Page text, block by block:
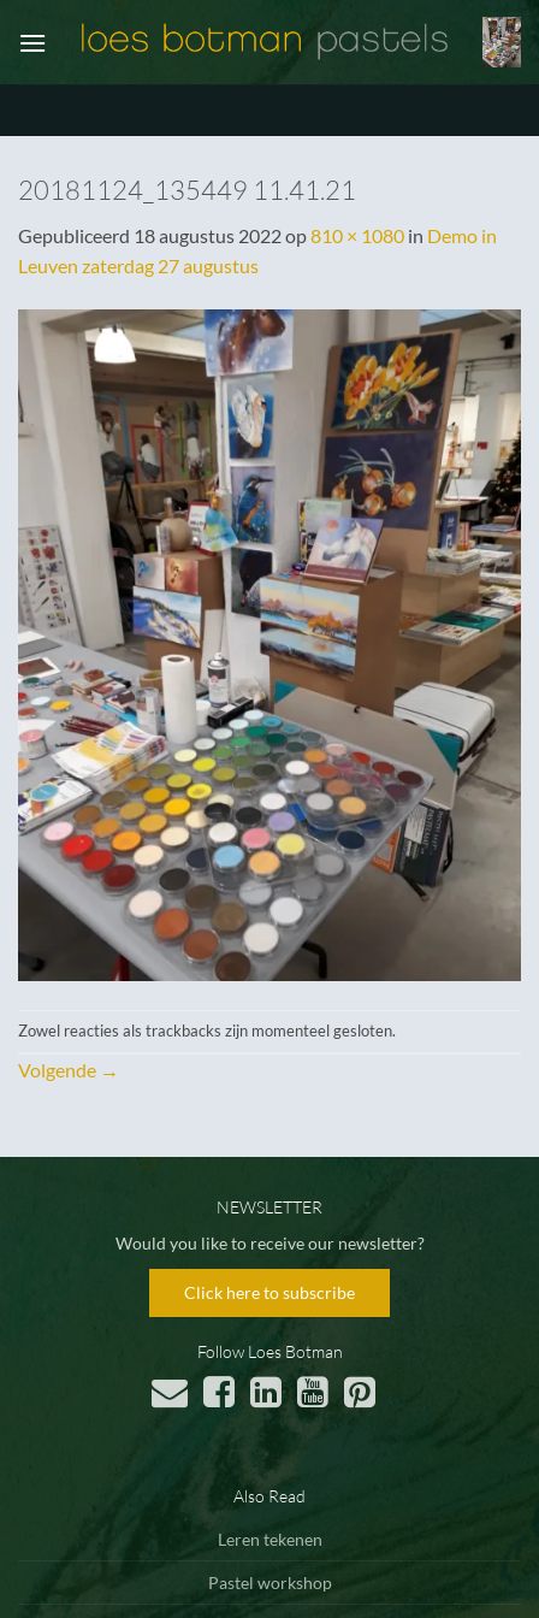
naar
20181124_135449 11.41.21
Gepubliceerd 18 augustus 2022op810 × 1080 in Demo in
Leuven zaterdag 27 augustus
Zowel reacties als trackbacks zijn momenteel gesloten.
Volgende →
NEWSLETTER
Would you like to receive our newsletter?
Click here to subscribe
Follow Loes Botman
Also Read
Leren tekenen
Pastel workshop